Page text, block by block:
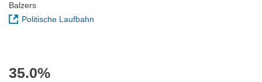
Balzers
Politische Laufbahn
35.0%